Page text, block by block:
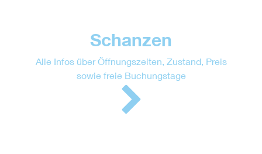
Schanzen
Alle Infos über Öffnungszeiten, Zustand, Preis
sowie freie Buchungstage